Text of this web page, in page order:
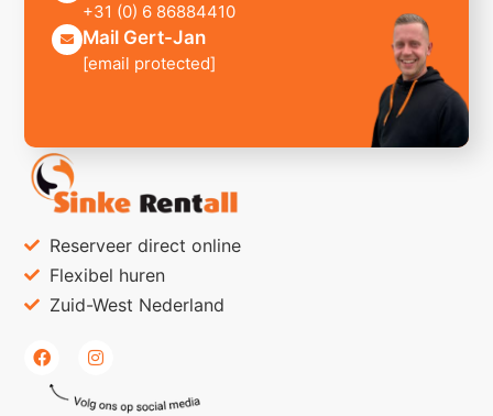
Reserveer direct online
Flexibel huren
Zuid-West Nederland
+31 (0) 6 86884410
Mail Gert-Jan
[email protected]